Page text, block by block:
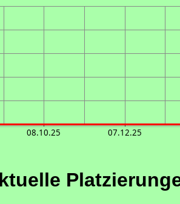
08.10.25 07.12.25